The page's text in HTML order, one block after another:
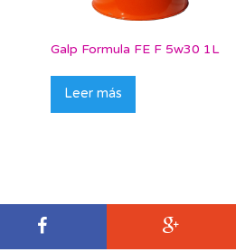
Galp Formula FE F 5w30 1L
Leer más